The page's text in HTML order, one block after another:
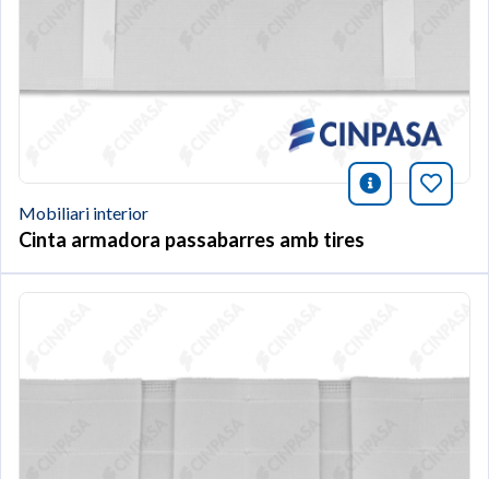
icono
Mobiliari interior
Cinta armadora passabarres amb tires